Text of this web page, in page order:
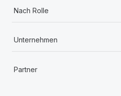
Nach Rolle
Unternehmen
Partner